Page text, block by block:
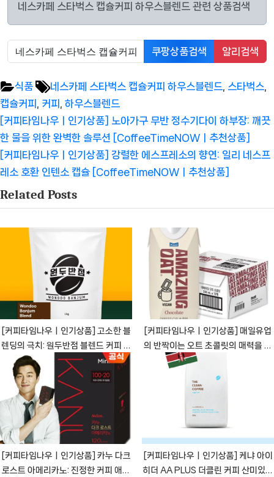
네스카페 스타벅스 캡슐커피 하우스블렌드 관련 상품검색
쿠팡상품검색 알리검색
식품 Tags:
네스카페 스타벅스 캡슐커피 하우스블렌드 스타벅스
캡슐커피
커피 하우스블렌드
글
탐
색
Previous
Post:
[커피타임나우ㅣ인기상품] 노아가구 무반 정수기다이 하부장: 깨끗
한 물을 위한 완벽한 솔루션 [CoffeeTimeNOWㅣ추천상품]
Next
Post:
[커피타임나우ㅣ인기상품] 강렬한 에스프레소의 향연: 일리 네스프
레소 호환 인텐소 캡슐 [CoffeeTimeNOWㅣ추천상품]
Related Posts
[커피타임나우ㅣ인기상품] 고소한 블
렌딩의 극치: 원두반점 블렌드 커피 원
두 [CoffeeTimeNOWㅣ추천상품]
[커피타임나우ㅣ인기상품] 매일유업
의 반짝이는 오트 초콜릿의 매력을 만
끽하세요 [CoffeeTimeNOWㅣ추
천상품]
[커피타임나우ㅣ인기상품] 카누 다크
로스트 아메리카노: 진정한 커피 애호
[커피타임나우ㅣ인기상품] 케냐 아이
히더 AA PLUS 더클린 커피 산미있는